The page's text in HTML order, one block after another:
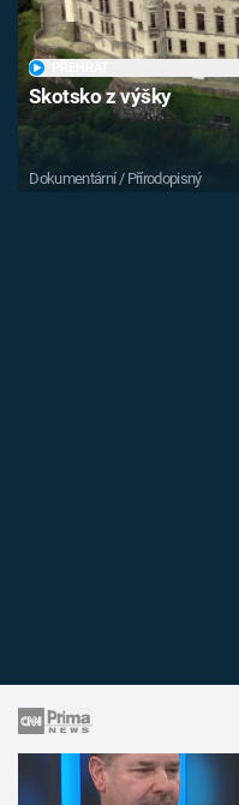
Skotsko z výšky
Dokumentární / Přírodopisný